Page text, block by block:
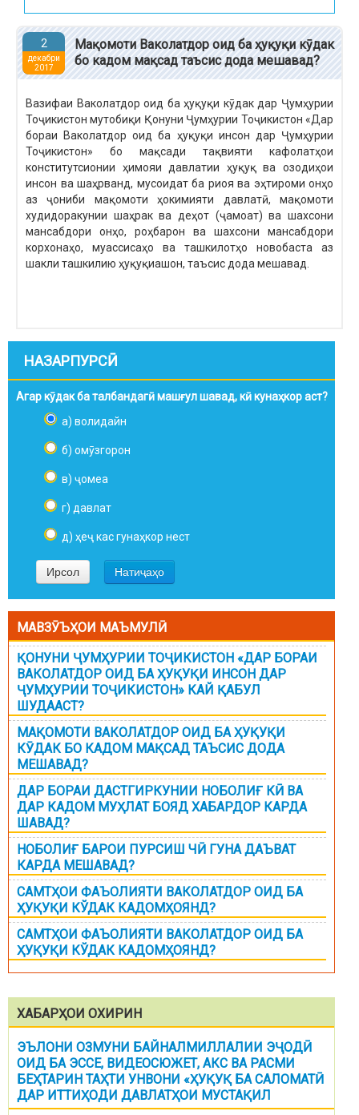
2
декабри
2017
Мақомоти Ваколатдор оид ба ҳуқуқи кӯдак
бо кадом мақсад таъсис дода мешавад?
Вазифаи Ваколатдор оид ба ҳуқуқи кӯдак дар Ҷумҳурии
Тоҷикистон мутобиқи Қонуни Ҷумҳурии Тоҷикистон «Дар
бораи Ваколатдор оид ба ҳуқуқи инсон дар Ҷумҳурии
Тоҷикистон» бо мақсади тақвияти кафолатҳои
конститутсионии ҳимояи давлатии ҳуқуқ ва озодиҳои
инсон ва шаҳрванд, мусоидат ба риоя ва эҳтироми онҳо
аз ҷониби мақомоти ҳокимияти давлатӣ, мақомоти
худидоракунии шаҳрак ва деҳот (ҷамоат) ва шахсони
мансабдори онҳо, роҳбарон ва шахсони мансабдори
корхонаҳо, муассисаҳо ва ташкилотҳо новобаста аз
шакли ташкилию ҳуқуқиашон, таъсис дода мешавад.
НАЗАРПУРСӢ
Агар кӯдак ба талбандагӣ машғул шавад, кӣ кунаҳкор аст?
а) волидайн
б) омӯзгорон
в) ҷомеа
г) давлат
д) ҳеҷ кас гунаҳкор нест
МАВЗӮЪҲОИ МАЪМУЛӢ
ҚОНУНИ ҶУМҲУРИИ ТОҶИКИСТОН «ДАР БОРАИ
ВАКОЛАТДОР ОИД БА ҲУҚУҚИ ИНСОН ДАР
ҶУМҲУРИИ ТОҶИКИСТОН» КАЙ ҚАБУЛ
ШУДААСТ?
МАҚОМОТИ ВАКОЛАТДОР ОИД БА ҲУҚУҚИ
КӮДАК БО КАДОМ МАҚСАД ТАЪСИС ДОДА
МЕШАВАД?
ДАР БОРАИ ДАСТГИРКУНИИ НОБОЛИҒ КӢ ВА
ДАР КАДОМ МУҲЛАТ БОЯД ХАБАРДОР КАРДА
ШАВАД?
НОБОЛИҒ БАРОИ ПУРСИШ ЧӢ ГУНА ДАЪВАТ
КАРДА МЕШАВАД?
САМТҲОИ ФАЪОЛИЯТИ ВАКОЛАТДОР ОИД БА
ҲУҚУҚИ КЎДАК КАДОМҲОЯНД?
САМТҲОИ ФАЪОЛИЯТИ ВАКОЛАТДОР ОИД БА
ҲУҚУҚИ КЎДАК КАДОМҲОЯНД?
ХАБАРҲОИ ОХИРИН
ЭЪЛОНИ ОЗМУНИ БАЙНАЛМИЛЛАЛИИ ЭҶОДӢ
ОИД БА ЭССЕ, ВИДЕОСЮЖЕТ, АКС ВА РАСМИ
БЕҲТАРИН ТАҲТИ УНВОНИ «ҲУҚУҚ БА САЛОМАТӢ
ДАР ИТТИҲОДИ ДАВЛАТҲОИ МУСТАҚИЛ